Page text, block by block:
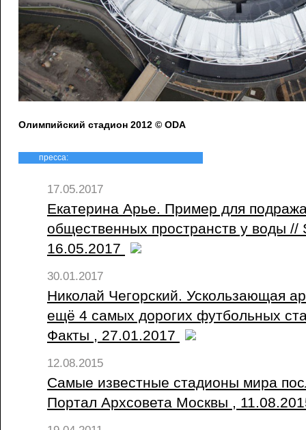
Олимпийский стадион 2012 © ODA
пресса:
17.05.2017
Екатерина Арье. Пример для
общественных пространств у воды //
16.05.2017
30.01.2017
Николай Чегорский. Ускользающая
ещё 4 самых дорогих футбольных
Факты , 27.01.2017
12.08.2015
Самые известные стадионы мира
Портал Архсовета Москвы ,